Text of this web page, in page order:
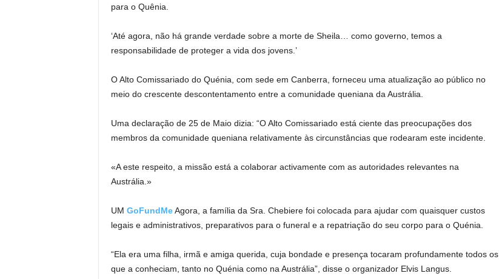
para o Quênia.
‘Até agora, não há grande verdade sobre a morte de Sheila… como governo, temos a
responsabilidade de proteger a vida dos jovens.’
O Alto Comissariado do Quénia, com sede em Canberra, forneceu uma atualização ao público no
meio do crescente descontentamento entre a comunidade queniana da Austrália.
Uma declaração de 25 de Maio dizia: “O Alto Comissariado está ciente das preocupações dos
membros da comunidade queniana relativamente às circunstâncias que rodearam este incidente.
«A este respeito, a missão está a colaborar activamente com as autoridades relevantes na
Austrália.»
UM GoFundMeAgora, a família da Sra. Chebiere foi colocada para ajudar com quaisquer custos
legais e administrativos, preparativos para o funeral e a repatriação do seu corpo para o Quénia.
“Ela era uma filha, irmã e amiga querida, cuja bondade e presença tocaram profundamente todos os
que a conheciam, tanto no Quénia como na Austrália”, disse o organizador Elvis Langus.